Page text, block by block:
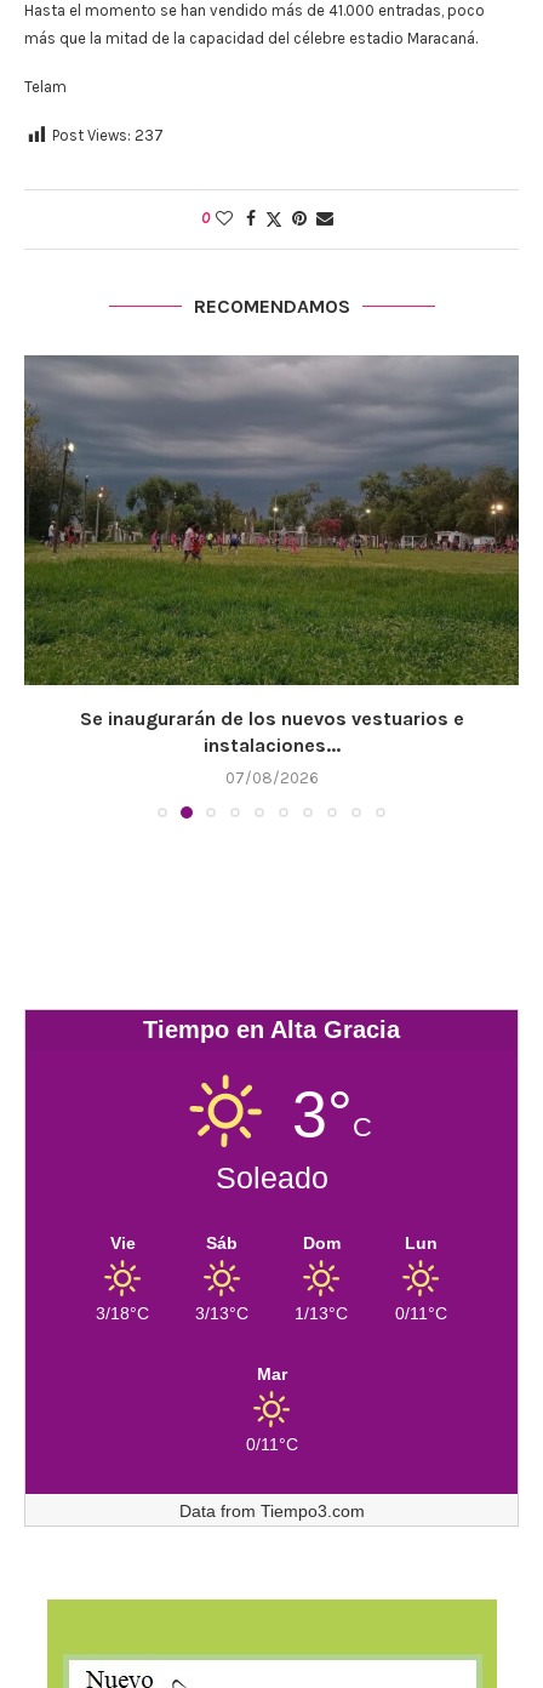
Hasta el momento se han vendido más de 41.000 entradas, poco
más que la mitad de la capacidad del célebre estadio Maracaná.
Telam
Post Views: 237
0
RECOMENDAMOS
Se inaugurarán de los nuevos vestuarios e
instalaciones...
07/08/2026
Tiempo en Alta Gracia
3°C
Soleado
Vie
3/18°C
Sáb
3/13°C
Dom
1/13°C
Lun
0/11°C
Mar
0/11°C
Data from Tiempo3.com